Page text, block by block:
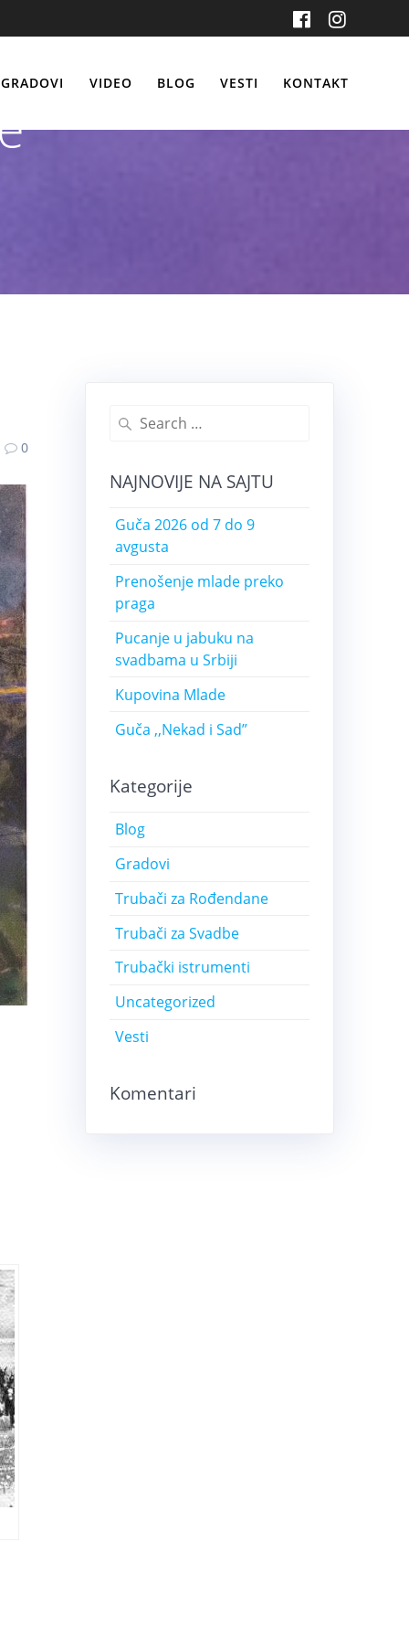
GRADOVI VIDEO BLOG VESTI KONTAKT
0
NAJNOVIJE NA SAJTU
Guča 2026 od 7 do 9
avgusta
Prenošenje mlade preko
praga
Pucanje u jabuku na
svadbama u Srbiji
Kupovina Mlade
Guča ,,Nekad i Sad”
Kategorije
Blog
Gradovi
Trubači za Rođendane
Trubači za Svadbe
Trubački istrumenti
Uncategorized
Vesti
Komentari